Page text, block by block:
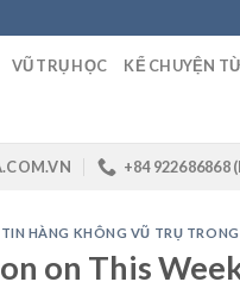
VŨ TRỤ HỌC KỂ CHUYỆN
+84 922686868
TIN HÀNG KHÔNG VŨ TRỤ
on This